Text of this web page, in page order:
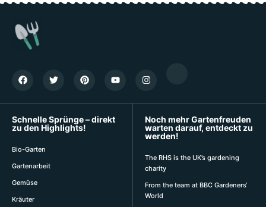
Schnelle Sprünge – direkt
zu den Highlights!
Bio-Garten
Gartenarbeit
Gemüse
Kräuter
Noch mehr Gartenfreuden
warten darauf, entdeckt zu
werden!
The RHS is the UK’s gardening
charity
From the team at BBC Gardeners‘
World